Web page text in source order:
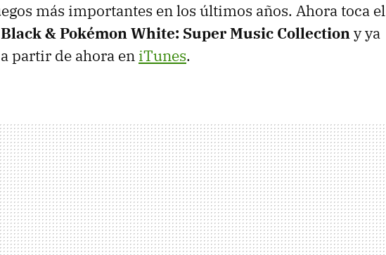
más importantes en los últimos años. Ahora toca el
& Pokémon White: Super Music Collectiony ya
partir de ahora en iTunes.